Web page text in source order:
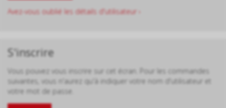
Avez-vous oublié les détails d'utilisateur ›
S'inscrire
Vous pouvez vous inscrire sur cet écran. Pour les commandes
suivantes, vous n'aurez qu'à indiquer votre nom d'utilisateur et
votre mot de passe.